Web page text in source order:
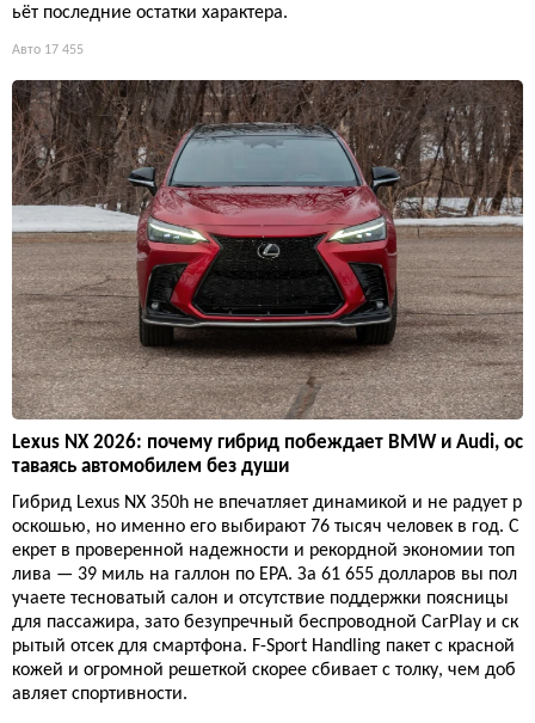
ьёт последние остатки характера.
Авто 17 455
Lexus NX 2026: почему гибрид побеждает BMW и Audi, ос
таваясь автомобилем без души
Гибрид Lexus NX 350h не впечатляет динамикой и не радует р
оскошью, но именно его выбирают 76 тысяч человек в год. С
екрет в проверенной надежности и рекордной экономии топ
лива — 39 миль на галлон по EPA. За 61 655 долларов вы пол
учаете тесноватый салон и отсутствие поддержки поясницы
для пассажира, зато безупречный беспроводной CarPlay и ск
рытый отсек для смартфона. F-Sport Handling пакет с красной
кожей и огромной решеткой скорее сбивает с толку, чем доб
авляет спортивности.